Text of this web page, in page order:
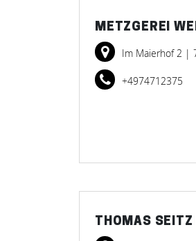
METZGEREI
Im Maierhof 2 |
+4974712375
THOMAS SEITZ